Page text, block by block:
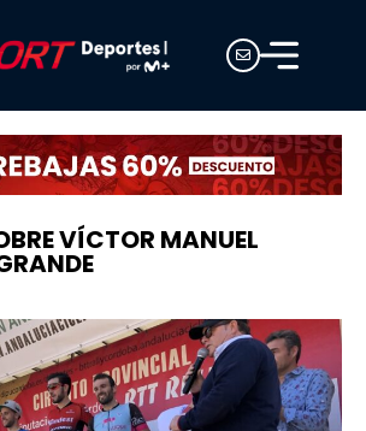
VÍCTOR MANUEL